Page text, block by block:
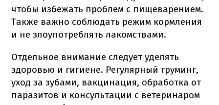
чтобы избежать проблем с пищеварением.
Также важно соблюдать режим кормления
и не злоупотреблять лакомствами.
Отдельное внимание следует уделять
здоровью и гигиене. Регулярный груминг,
уход за зубами, вакцинация, обработка от
паразитов и консультации с ветеринаром